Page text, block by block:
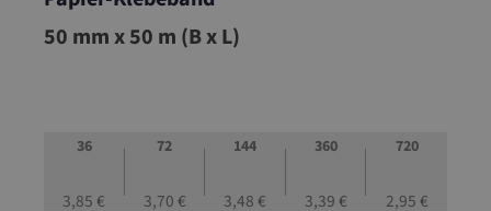
03.KSB50/503F
50 mm x 50 m (B x L)
36
3,85 €
72
3,70 €
144
3,48 €
360
3,39 €
720
2,95 €